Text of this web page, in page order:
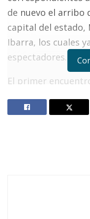
de nuevo el arribo
capital del estado,
Ibarra, los cuales
espectadores.
El primer
equipo de
Ahuacatlán celebrá
Buena tarde taurina